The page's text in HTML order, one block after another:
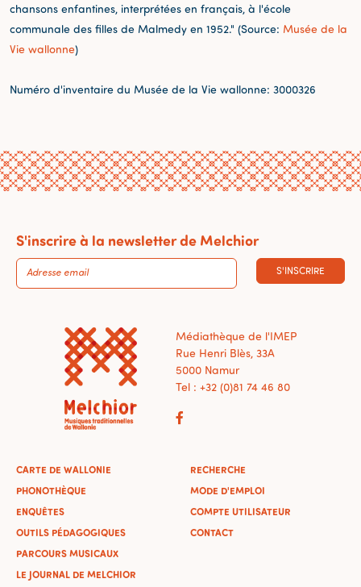
chansons enfantines, interprétées en français, à l'école
communale des filles de Malmedy en 1952." (Source: Musée de la
Vie wallonne)
Numéro d'inventaire du Musée de la Vie wallonne: 3000326
S'inscrire à la newsletter de Melchior
S'INSCRIRE
Médiathèque de l'IMEP
Rue Henri Blès, 33A
5000 Namur
Tel : +32 (0)81 74 46 80
CARTE DE WALLONIE
PHONOTHÈQUE
ENQUÊTES
OUTILS PÉDAGOGIQUES
PARCOURS MUSICAUX
LE JOURNAL DE MELCHIOR
RECHERCHE
MODE D'EMPLOI
COMPTE UTILISATEUR
CONTACT